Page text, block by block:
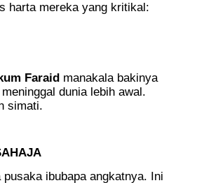
harta mereka yang kritikal:
Faraid manakala bakinya
dunia lebih awal.
simati.
ibubapa angkatnya. Ini